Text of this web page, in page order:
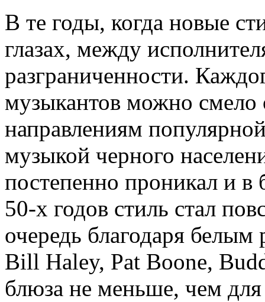
В те годы, когда новые
глазах, между
разграниченности.
музыкантов можно смело
направлениям
музыкой черного
постепенно проникал и в
50-х годов стиль стал
очередь благодаря
Bill Haley, Pat Boone,
блюза не меньше, чем